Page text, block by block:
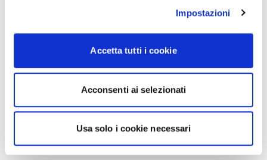
Impostazioni
Accetta tutti i cookie
Acconsenti ai selezionati
Usa solo i cookie necessari